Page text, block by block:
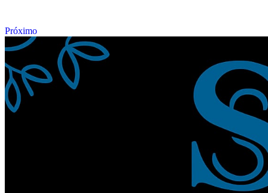
Próximo